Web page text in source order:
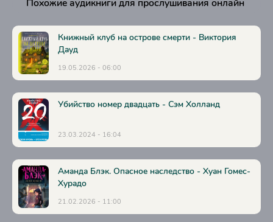
25
26
27
28
30
31
32
33
34
35
Похожие аудикниги для прослушивания онлайн
Книжный клуб на острове смерти - Виктория
Дауд
19.05.2026 - 06:00
Убийство номер двадцать - Сэм Холланд
23.03.2024 - 16:04
Аманда Блэк. Опасное наследство - Хуан Гомес-
Хурадо
21.02.2026 - 11:00